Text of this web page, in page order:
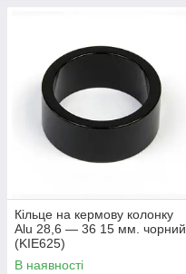
Кільце на кермову колонку
Alu 28,6 — 36 15 мм. чорний
(KIE625)
В наявності